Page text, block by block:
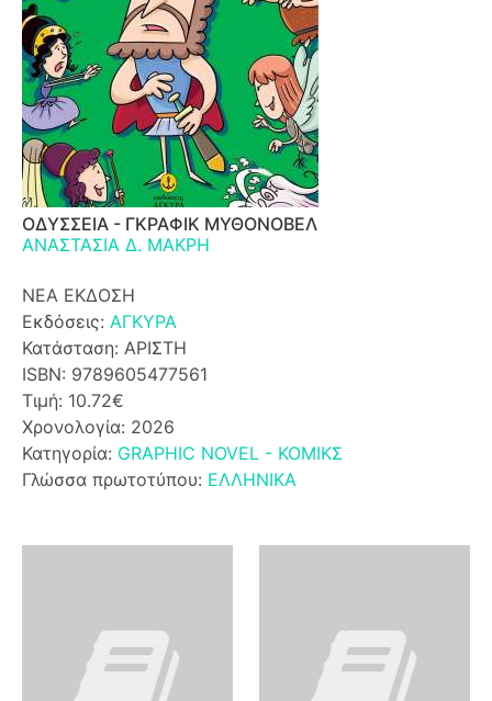
ΟΔΥΣΣΕΙΑ - ΓΚΡΑΦΙΚ ΜΥΘΟΝΟΒΕΛ
ΑΝΑΣΤΑΣΙΑ Δ. ΜΑΚΡΗ
ΝΕΑ ΕΚΔΟΣΗ
Εκδόσεις: ΑΓΚΥΡΑ
Κατάσταση: ΑΡΙΣΤΗ
ISBN: 9789605477561
Τιμή: 10.72€
Χρονολογία: 2026
Κατηγορία: GRAPHIC NOVEL - ΚΟΜΙΚΣ
Γλώσσα πρωτοτύπου: ΕΛΛΗΝΙΚΑ